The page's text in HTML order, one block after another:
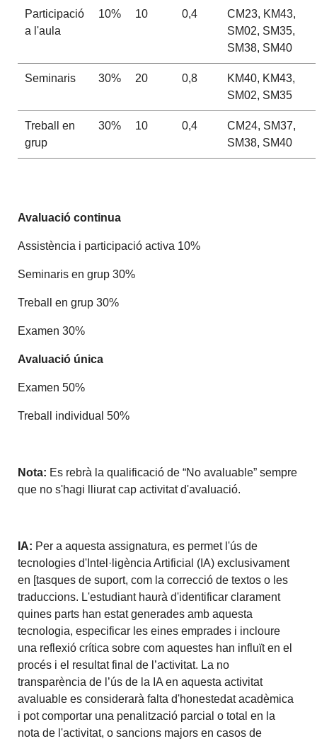
Participació
a l'aula
10% 10 0,4
CM23, KM43,
SM02, SM35,
SM38, SM40
Seminaris 30% 20 0,8
KM40, KM43,
SM02, SM35
Treball en
grup
30% 10 0,4
CM24, SM37,
SM38, SM40
Avaluació continua
Assistència i participació activa 10%
Seminaris en grup 30%
Treball en grup 30%
Examen 30%
Avaluació única
Examen 50%
Treball individual 50%
Nota: Es rebrà la qualificació de “No avaluable” sempre
que no s'hagi lliurat cap activitat d'avaluació.
IA: Per a aquesta assignatura, es permet l'ús de
tecnologies d'Intel·ligència Artificial (IA) exclusivament
en [tasques de suport, com la correcció de textos o les
traduccions. L'estudiant haurà d'identificar clarament
quines parts han estat generades amb aquesta
tecnologia, especificar les eines emprades i incloure
una reflexió crítica sobre com aquestes han influït en el
procés i el resultat final de l’activitat. La no
transparència de l’ús de la IA en aquesta activitat
avaluable es considerarà falta d'honestedat acadèmica
i pot comportar una penalització parcial o total en la
nota de l'activitat, o sancions majors en casos de